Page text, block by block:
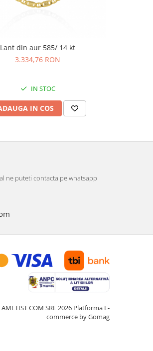
Lant din aur 585/ 14 kt
3.334,76 RON
IN STOC
IN COS
ne puteti contacta pe whatsapp
COM SRL 2026 Platforma E-
commerce by Gomag